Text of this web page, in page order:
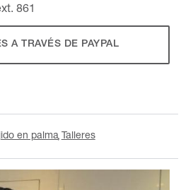
861
A TRAVÉS DE PAYPAL
en palma Talleres